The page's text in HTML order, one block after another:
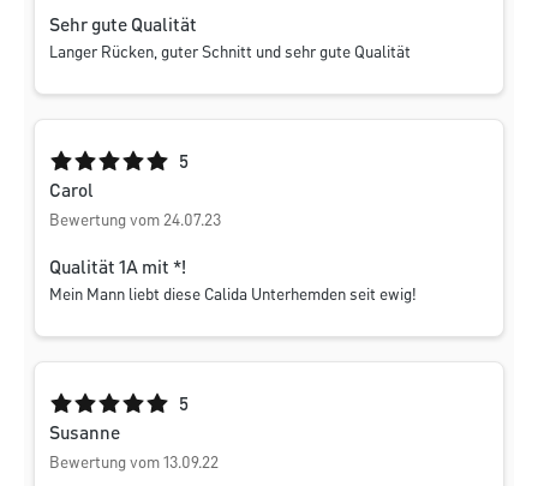
Sehr gute Qualität
Langer Rücken, guter Schnitt und sehr gute Qualität
Durchschnittliche Bewertung von 5 von 5 Sternen
5
Carol
Bewertung vom 24.07.23
Qualität 1A mit *!
Mein Mann liebt diese Calida Unterhemden seit ewig!
Durchschnittliche Bewertung von 5 von 5 Sternen
5
Susanne
Bewertung vom 13.09.22